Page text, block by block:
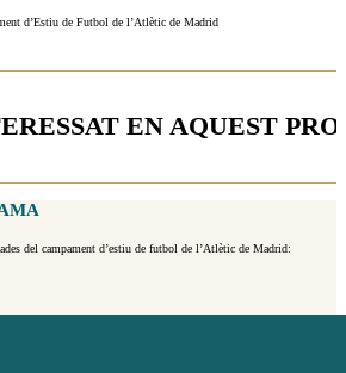
d’Estiu de Futbol de l’Atlètic de Madrid
EN AQUEST
del campament d’estiu de futbol de l’Atlètic de Madrid: